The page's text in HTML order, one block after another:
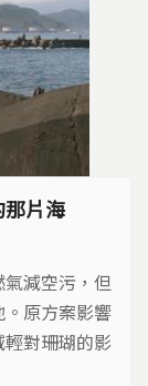
片海
減空污，但
原方案影響
對珊瑚的影
港。